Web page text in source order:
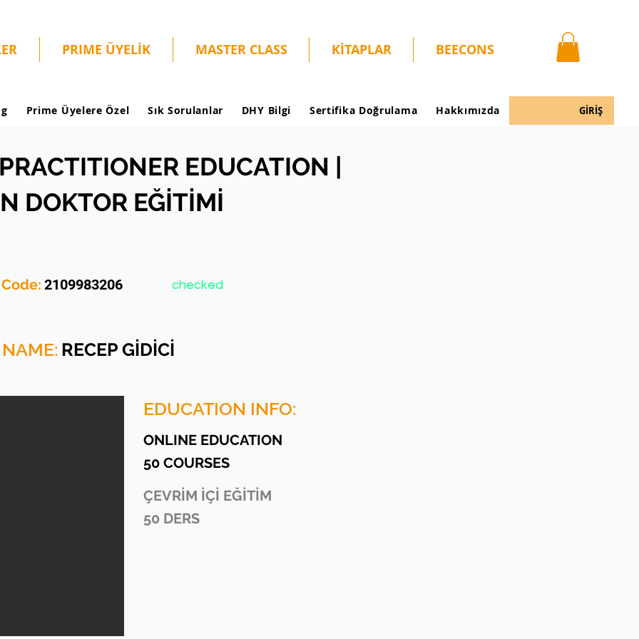
PRIME ÜYELİK MASTER CLASS KİTAPLAR BEECONS
Prime Üyelere Özel Sık Sorulanlar DHY Bilgi Sertifika Doğrulama Hakkımızda GİRİŞ
EDUCATION |
DOKTOR EĞİTİMİ
2109983206 checked
RECEP GİDİCİ
EDUCATION INFO:
ONLINE EDUCATION
50 COURSES
ÇEVRİM İÇİ EĞİTİM
50 DERS